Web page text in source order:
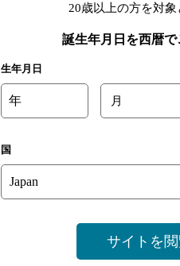
クーポン
20歳以上の方を対象
誕生年月日を西暦で
生年月日
年 月
国
サイトを